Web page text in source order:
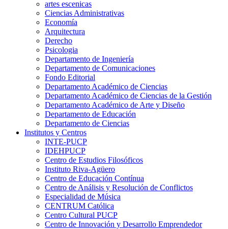
artes escenicas
Ciencias Administrativas
Economía
Arquitectura
Derecho
Psicologia
Departamento de Ingeniería
Departamento de Comunicaciones
Fondo Editorial
Departamento Académico de Ciencias
Departamento Académico de Ciencias de la Gestión
Departamento Académico de Arte y Diseño
Departamento de Educación
Departamento de Ciencias
Institutos y Centros
INTE-PUCP
IDEHPUCP
Centro de Estudios Filosóficos
Instituto Riva-Agüero
Centro de Educación Contínua
Centro de Análisis y Resolución de Conflictos
Especialidad de Música
CENTRUM Católica
Centro Cultural PUCP
Centro de Innovación y Desarrollo Emprendedor